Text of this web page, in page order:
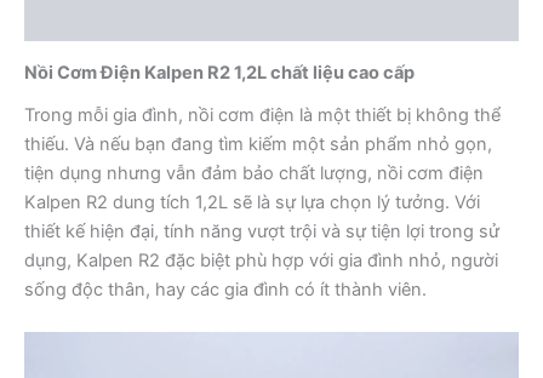
Nồi Cơm Điện Kalpen R2 1,2L chất liệu cao cấp
Trong mỗi gia đình, nồi cơm điện là một thiết bị không thể
thiếu. Và nếu bạn đang tìm kiếm một sản phẩm nhỏ gọn,
tiện dụng nhưng vẫn đảm bảo chất lượng, nồi cơm điện
Kalpen R2 dung tích 1,2L sẽ là sự lựa chọn lý tưởng. Với
thiết kế hiện đại, tính năng vượt trội và sự tiện lợi trong sử
dụng, Kalpen R2 đặc biệt phù hợp với gia đình nhỏ, người
sống độc thân, hay các gia đình có ít thành viên.